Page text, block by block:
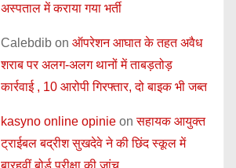
अस्पताल में कराया गया भर्ती
Calebdib on ऑपरेशन आघात के तहत अवैध
शराब पर अलग-अलग थानों में ताबड़तोड़
कार्रवाई , 10 आरोपी गिरफ्तार, दो बाइक भी जब्त
kasyno online opinie onसहायक आयुक्त
ट्राईबल बद्रीश सुखदेवे ने की छिंद स्कूल में
बारहवीं बोर्ड परीक्षा की जांच